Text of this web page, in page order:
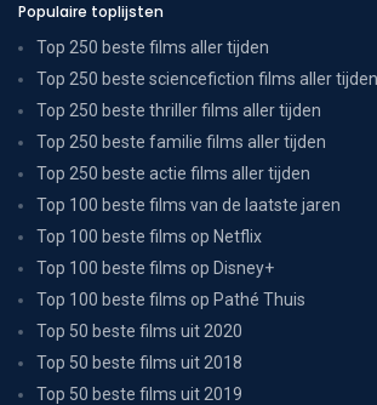
Populaire toplijsten
Top 250 beste films aller tijden
Top 250 beste sciencefiction films aller tijden
Top 250 beste thriller films aller tijden
Top 250 beste familie films aller tijden
Top 250 beste actie films aller tijden
Top 100 beste films van de laatste jaren
Top 100 beste films op Netflix
Top 100 beste films op Disney+
Top 100 beste films op Pathé Thuis
Top 50 beste films uit 2020
Top 50 beste films uit 2018
Top 50 beste films uit 2019